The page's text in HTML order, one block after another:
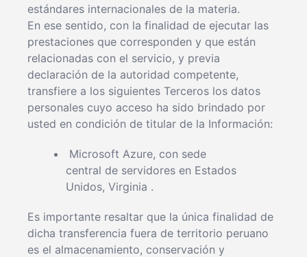
estándares internacionales de la materia.
En ese sentido, con la finalidad de ejecutar las
prestaciones que corresponden y que están
relacionadas con el servicio, y previa
declaración de la autoridad competente,
transfiere a los siguientes Terceros los datos
personales cuyo acceso ha sido brindado por
usted en condición de titular de la Información:
Microsoft Azure, con sede
central de servidores en Estados
Unidos, Virginia .
Es importante resaltar que la única finalidad de
dicha transferencia fuera de territorio peruano
es el almacenamiento, conservación y